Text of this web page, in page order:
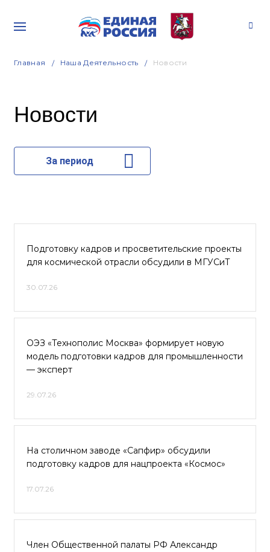
Главная Наша Деятельность Новости
Новости
За период
Подготовку кадров и просветительские проекты
для космической отрасли обсудили в МГУСиТ
30.07.26
ОЭЗ «Технополис Москва» формирует новую
модель подготовки кадров для промышленности
— эксперт
29.07.26
На столичном заводе «Сапфир» обсудили
подготовку кадров для нацпроекта «Космос»
17.07.26
Член Общественной палаты РФ Александр